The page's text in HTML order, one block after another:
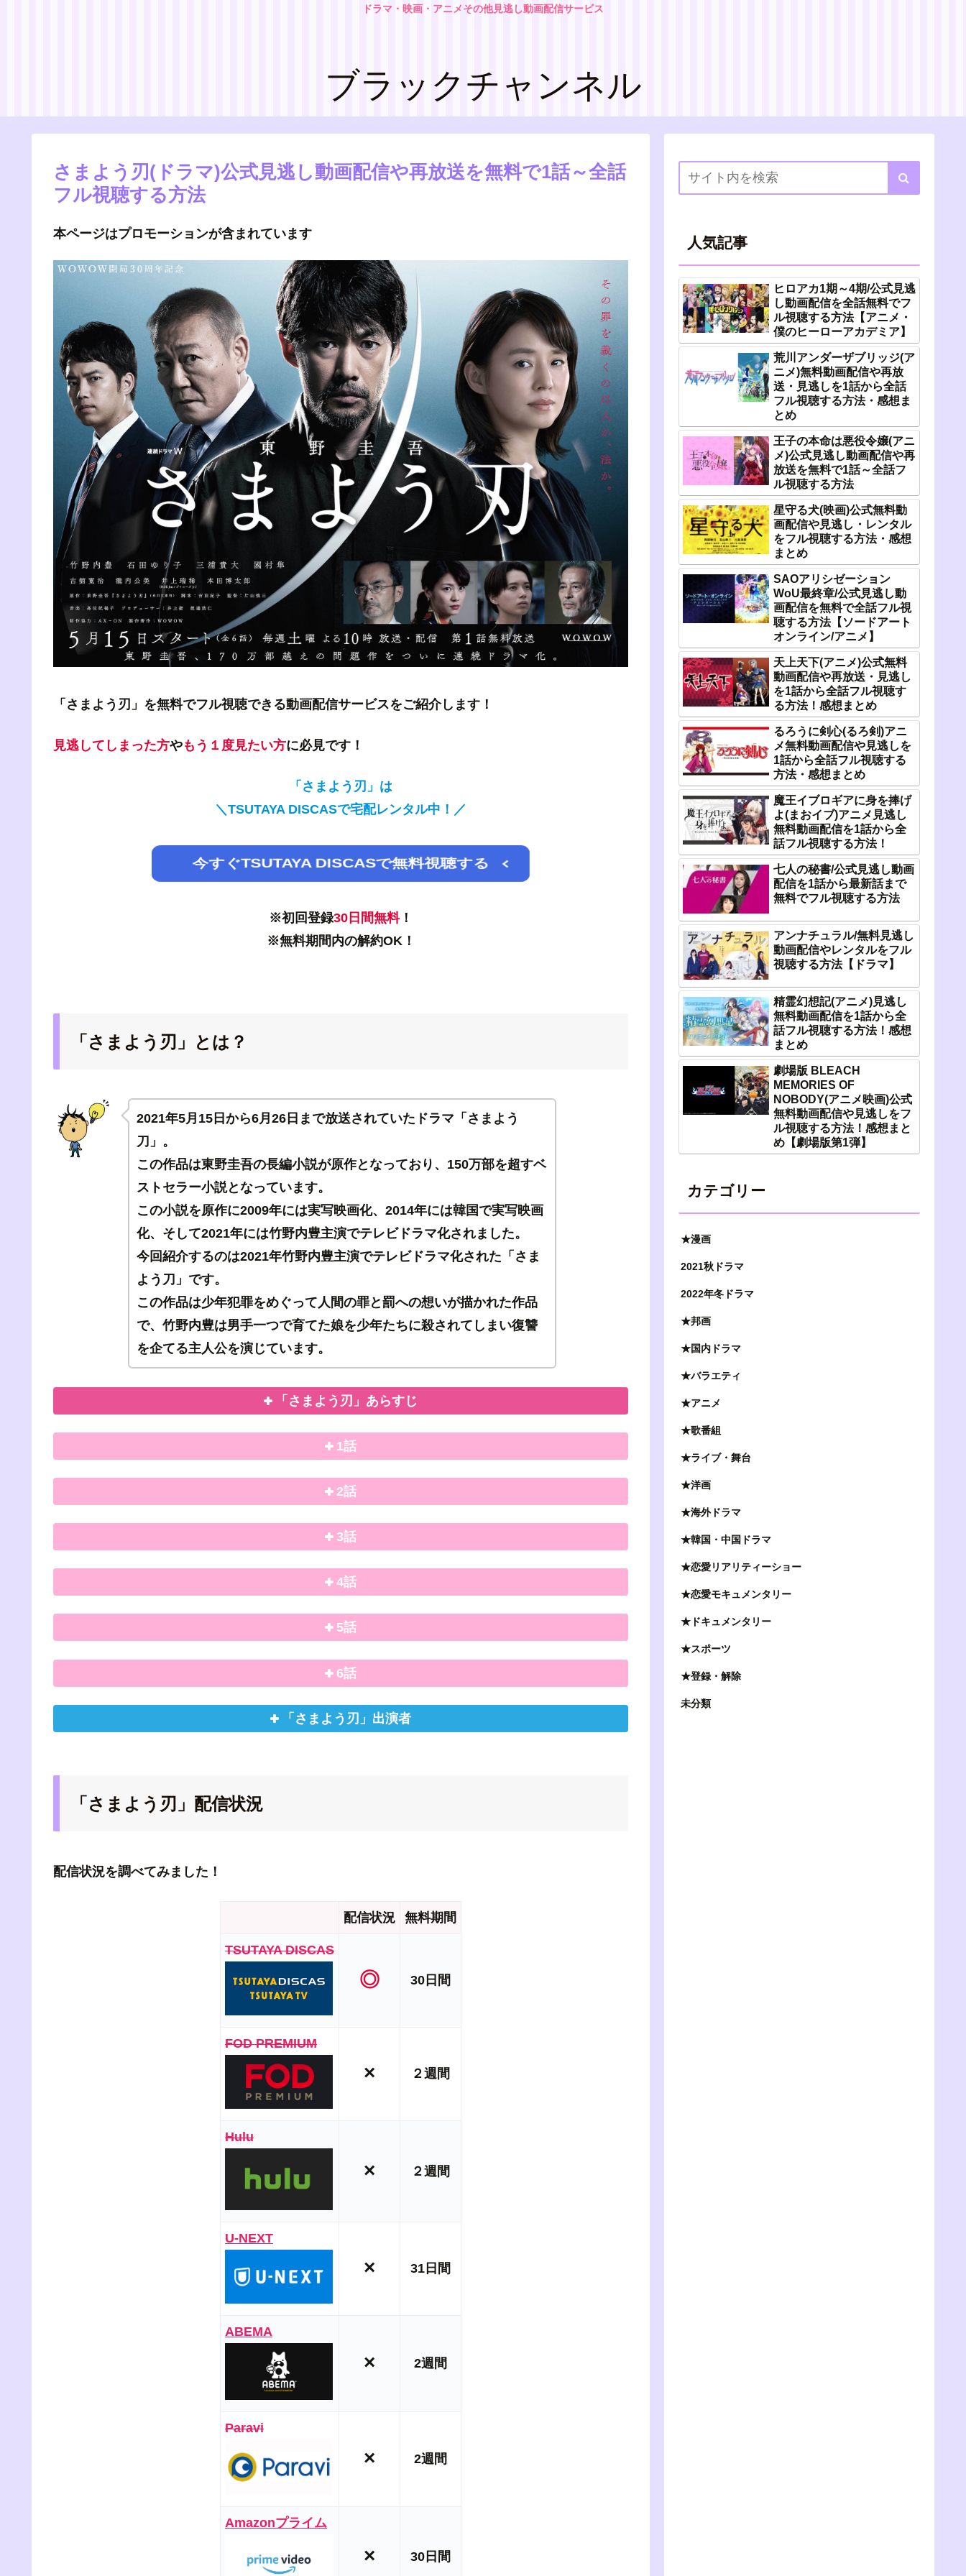
ドラマ・映画・アニメその他見逃し動画配信サービス
ブラックチャンネル
さまよう刃(ドラマ)公式見逃し動画配信や再放送を無料で1話～全話
フル視聴する方法
本ページはプロモーションが含まれています
「さまよう刃」を無料でフル視聴できる動画配信サービスをご紹介します！
見逃してしまった方やもう１度見たい方に必見です！
「さまよう刃」は
＼TSUTAYA DISCASで宅配レンタル中！／
今すぐTSUTAYA DISCASで無料視聴する
※初回登録30日間無料！
※無料期間内の解約OK！
「さまよう刃」とは？
2021年5月15日から6月26日まで放送されていたドラマ「さまよう
刀」。
この作品は東野圭吾の長編小説が原作となっており、150万部を超すベ
ストセラー小説となっています。
この小説を原作に2009年には実写映画化、2014年には韓国で実写映画
化、そして2021年には竹野内豊主演でテレビドラマ化されました。
今回紹介するのは2021年竹野内豊主演でテレビドラマ化された「さま
よう刀」です。
この作品は少年犯罪をめぐって人間の罪と罰への想いが描かれた作品
で、竹野内豊は男手一つで育てた娘を少年たちに殺されてしまい復讐
を企てる主人公を演じています。
「さまよう刃」あらすじ
1話
2話
3話
4話
5話
6話
「さまよう刃」出演者
「さまよう刃」配信状況
配信状況を調べてみました！
配信状況 無料期間
TSUTAYA DISCAS
◎ 30日間
FOD PREMIUM
× ２週間
Hulu
× ２週間
U-NEXT
× 31日間
ABEMA
× 2週間
Paravi
× 2週間
Amazonプライム
× 30日間
人気記事
ヒロアカ1期～4期/公式見逃
し動画配信を全話無料でフ
ル視聴する方法【アニメ・
僕のヒーローアカデミア】
荒川アンダーザブリッジ(ア
ニメ)無料動画配信や再放
送・見逃しを1話から全話
フル視聴する方法・感想ま
とめ
王子の本命は悪役令嬢(アニ
メ)公式見逃し動画配信や再
放送を無料で1話～全話フ
ル視聴する方法
星守る犬(映画)公式無料動
画配信や見逃し・レンタル
をフル視聴する方法・感想
まとめ
SAOアリシゼーション
WoU最終章/公式見逃し動
画配信を無料で全話フル視
聴する方法【ソードアート
オンライン/アニメ】
天上天下(アニメ)公式無料
動画配信や再放送・見逃し
を1話から全話フル視聴す
る方法！感想まとめ
るろうに剣心(るろ剣)アニ
メ無料動画配信や見逃しを
1話から全話フル視聴する
方法・感想まとめ
魔王イブロギアに身を捧げ
よ(まおイブ)アニメ見逃し
無料動画配信を1話から全
話フル視聴する方法！
七人の秘書/公式見逃し動画
配信を1話から最新話まで
無料でフル視聴する方法
アンナチュラル/無料見逃し
動画配信やレンタルをフル
視聴する方法【ドラマ】
精霊幻想記(アニメ)見逃し
無料動画配信を1話から全
話フル視聴する方法！感想
まとめ
劇場版 BLEACH
MEMORIES OF
NOBODY(アニメ映画)公式
無料動画配信や見逃しをフ
ル視聴する方法！感想まと
め【劇場版第1弾】
カテゴリー
★漫画
2021秋ドラマ
2022年冬ドラマ
★邦画
★国内ドラマ
★バラエティ
★アニメ
★歌番組
★ライブ・舞台
★洋画
★海外ドラマ
★韓国・中国ドラマ
★恋愛リアリティーショー
★恋愛モキュメンタリー
★ドキュメンタリー
★スポーツ
★登録・解除
未分類